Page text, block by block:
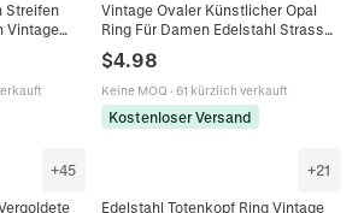
Streifen
Vintage
Luxus
Schmuck
Vintage Ovaler Künstlicher Opal
Ring Für Damen Edelstahl Strass
Halo Ring Retro Mode Fingerring
Geburtstagsgeschenk Schmuck
$4.98
Keine MOQ · 61 kürzlich verkauft
Kostenloser Versand
+45 +21
Edelstahl Totenkopf Ring Vintage